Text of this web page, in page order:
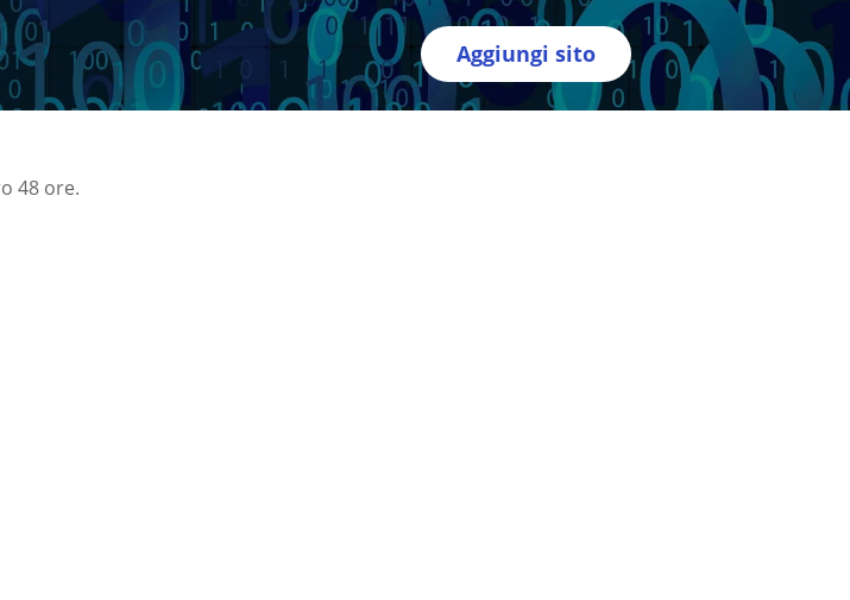
Aggiungi sito
48 ore.